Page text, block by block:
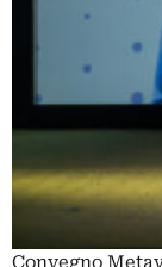
Convegno